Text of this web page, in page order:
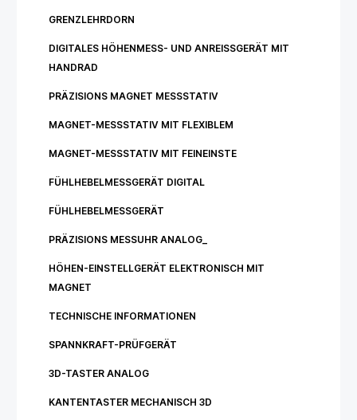
GRENZLEHRDORN
DIGITALES HÖHENMESS- UND ANREISSGERÄT MIT H
ANDRAD
PRÄZISIONS MAGNET MESSSTATIV
MAGNET-MESSSTATIV MIT FLEXIBLEM
MAGNET-MESSSTATIV MIT FEINEINSTE
FÜHLHEBELMESSGERÄT DIGITAL
FÜHLHEBELMESSGERÄT
PRÄZISIONS MESSUHR ANALOG_
HÖHEN-EINSTELLGERÄT ELEKTRONISCH MIT
MAGNET
TECHNISCHE INFORMATIONEN
SPANNKRAFT-PRÜFGERÄT
3D-TASTER ANALOG
KANTENTASTER MECHANISCH 3D